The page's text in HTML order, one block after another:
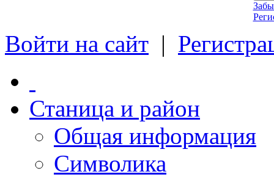
Войти на сайт |
Станица и район
Общая информация
Символика